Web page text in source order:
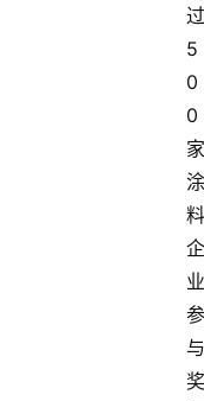
过
5
0
0
家
涂
料
企
业
参
与
奖